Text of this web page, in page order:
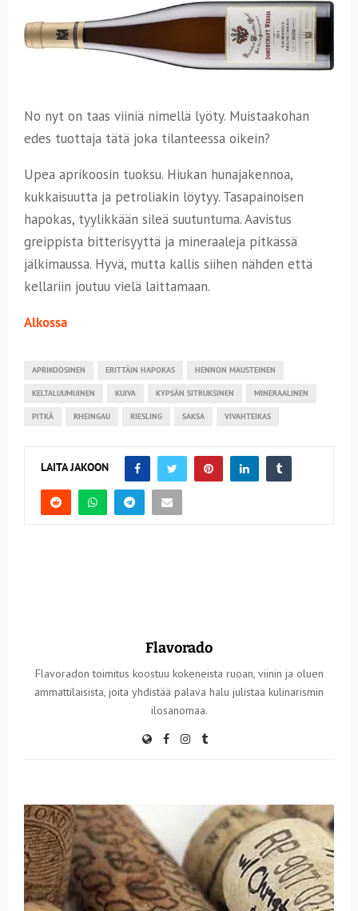
No nyt on taas viiniä nimellä lyöty. Muistaakohan
edes tuottaja tätä joka tilanteessa oikein?
Upea aprikoosin tuoksu. Hiukan hunajakennoa,
kukkaisuutta ja petroliakin löytyy. Tasapainoisen
hapokas, tyylikkään sileä suutuntuma. Aavistus
greippista bitterisyyttä ja mineraaleja pitkässä
jälkimaussa. Hyvä, mutta kallis siihen nähden että
kellariin joutuu vielä laittamaan.
Alkossa
APRIKOOSINEN ERITTÄIN HAPOKAS HENNON MAUSTEINEN
KELTALUUMUINEN KUIVA KYPSÄN SITRUKSINEN MINERAALINEN
PITKÄ RHEINGAU RIESLING SAKSA VIVAHTEIKAS
LAITA JAKOON
Flavorado
Flavoradon toimitus koostuu kokeneista ruoan, viinin ja oluen
ammattilaisista, joita yhdistää palava halu julistaa kulinarismin
ilosanomaa.